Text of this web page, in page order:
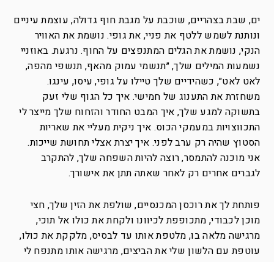
ים, שבת בצהריים, שוכבת על מגבת חוף גדולה, עוצמת עיניים
ונותנת לשמש ללטף את פניי, את גופי. נושמת את האוויר
הנקי, נושמת את הגלים המתנפצים על החוף. נרגעת. באוזניי
נשמעות המילים שלך, ״תנשמי עמוק מהאף, תנשפי מהפה,
לאט לאט״, כשהידיים שלך טיילו על גופי, עיסו, עינגו.
משחזרת את התענוג של חמישי. איך כל הגוף שלי זעק
בתשוקה למגע שלך, איך המבט החודר והזחוח שלך מייצר לי
התכווצויות במעמקי הכוס. איך ניקית מעליי את שאריות
הסטוץ שהיה רק ערב לפני. איך יצרת אצלי תחושת שייכות.
אני מוכנה להתמסר, רוצה להיות השפחה שלך, להתקרב
לגברים אחרים רק לאחר שאתה תתן את אישורך.
פותחת לך את רוכסן המכנסיים, שולפת את הזין שלך, חצי
מוכן לכבודי, מתכופפת לכיוונו ולקחת את כולו אל תוכי,
מרגישה מלאה בו, מלטפת אותו עד לבסיס, מלקקת את כולו,
עוטפת עם הלשון שלי את הביצים, מרגישה אותו מתנפח לי